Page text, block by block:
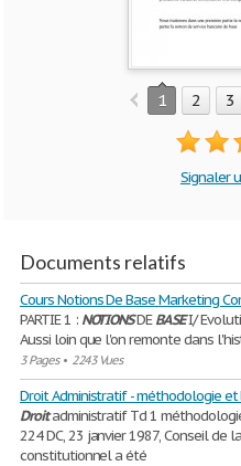
1 2 3
Signaler
Documents relatifs
Cours Notions De Base Marketing
PARTIE 1 : NOTIONSDEBASEI/
Aussi loin que l'on remonte dans
3 Pages• 2243 Vues
Droit Administratif - méthodologie
Droitadministratif Td 1
224 DC, 23 janvier 1987, Conseil de
constitutionnel a été